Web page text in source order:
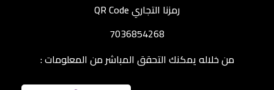
رمزنا التجاري QR Code
7036854268
من خلاله يمكنك التحقق المباشر من المعلومات :